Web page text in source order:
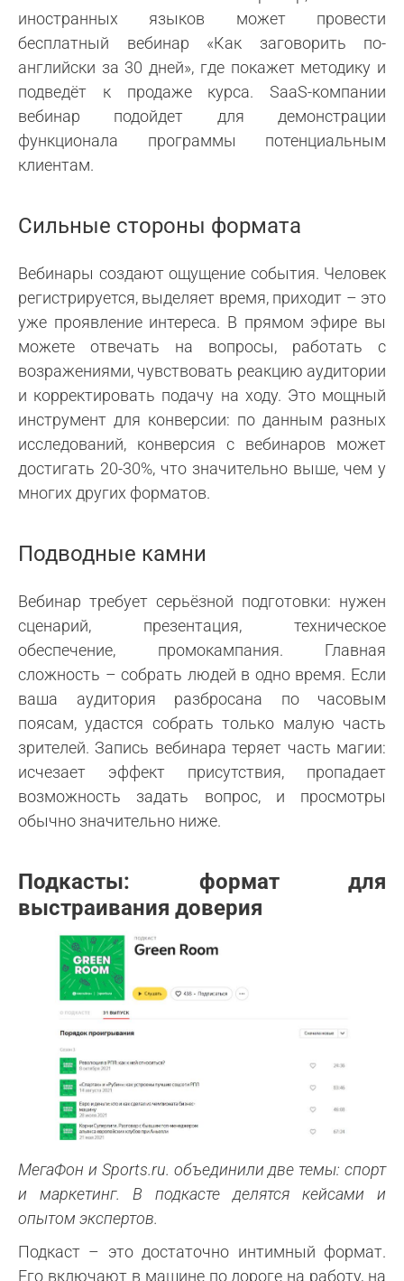
иностранных языков может провести
бесплатный вебинар «Как заговорить по-
английски за 30 дней», где покажет методику и
подведёт к продаже курса. SaaS-компании
вебинар подойдет для демонстрации
функционала программы потенциальным
клиентам.
Сильные стороны формата
Вебинары создают ощущение события. Человек
регистрируется, выделяет время, приходит – это
уже проявление интереса. В прямом эфире вы
можете отвечать на вопросы, работать с
возражениями, чувствовать реакцию аудитории
и корректировать подачу на ходу. Это мощный
инструмент для конверсии: по данным разных
исследований, конверсия с вебинаров может
достигать 20-30%, что значительно выше, чем у
многих других форматов.
Подводные камни
Вебинар требует серьёзной подготовки: нужен
сценарий, презентация, техническое
обеспечение, промокампания. Главная
сложность – собрать людей в одно время. Если
ваша аудитория разбросана по часовым
поясам, удастся собрать только малую часть
зрителей. Запись вебинара теряет часть магии:
исчезает эффект присутствия, пропадает
возможность задать вопрос, и просмотры
обычно значительно ниже.
Подкасты: формат для
выстраивания доверия
МегаФон и Sports.ru. объединили две темы: спорт
и маркетинг. В подкасте делятся кейсами и
опытом экспертов.
Подкаст – это достаточно интимный формат.
Его включают в машине по дороге на работу, на